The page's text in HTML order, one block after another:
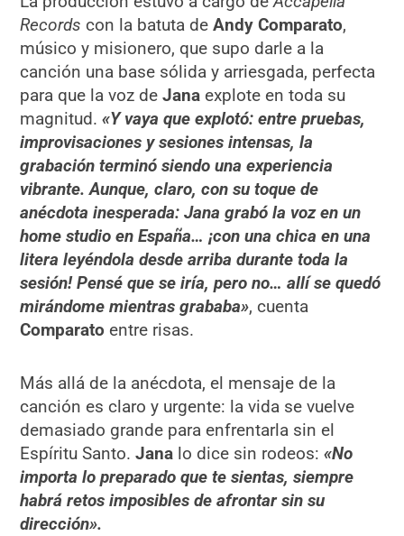
Records con la batuta deAndy Comparato,
músico y misionero, que supo darle a la
canción una base sólida y arriesgada, perfecta
para que la voz deJana explote en toda su
magnitud.«Y vaya que explotó: entre pruebas,
improvisaciones y sesiones intensas, la
grabación terminó siendo una experiencia
vibrante. Aunque, claro, con su toque de
anécdota inesperada: Jana grabó la voz en un
home studio en España… ¡con una chica en una
litera leyéndola desde arriba durante toda la
sesión! Pensé que se iría, pero no… allí se quedó
mirándome mientras grababa», cuenta
Comparato entre risas.
Más allá de la anécdota, el mensaje de la
canción es claro y urgente: la vida se vuelve
demasiado grande para enfrentarla sin el
Espíritu Santo.Jana lo dice sin rodeos:«No
importa lo preparado que te sientas, siempre
habrá retos imposibles de afrontar sin su
dirección».